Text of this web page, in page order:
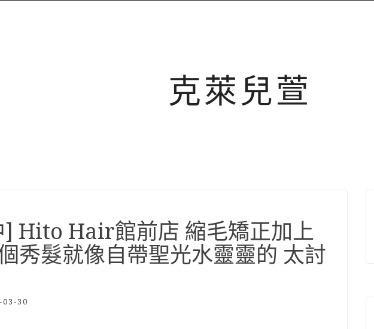
克萊兒萱
] Hito Hair館前店 縮毛矯正加上
秀髮就像自帶聖光水靈靈的 太討
03-30